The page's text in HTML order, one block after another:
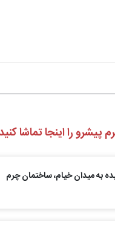
را اینجا تماشا
به میدان خیام، ساختمان چرم